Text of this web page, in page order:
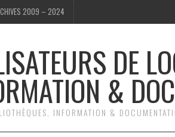
2009 – 2024
DE
&
INFORMATION &